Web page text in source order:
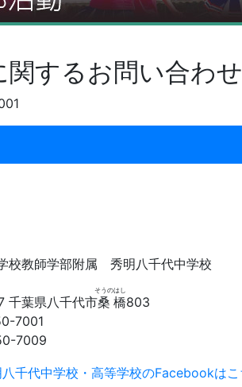
関するお問い合わせ
〒276-0007 千葉県八千代市桑
そうの
橋
はし
803
7001
7009